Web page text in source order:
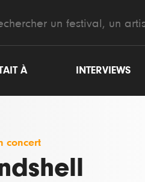
À INTERVIEWS
concert